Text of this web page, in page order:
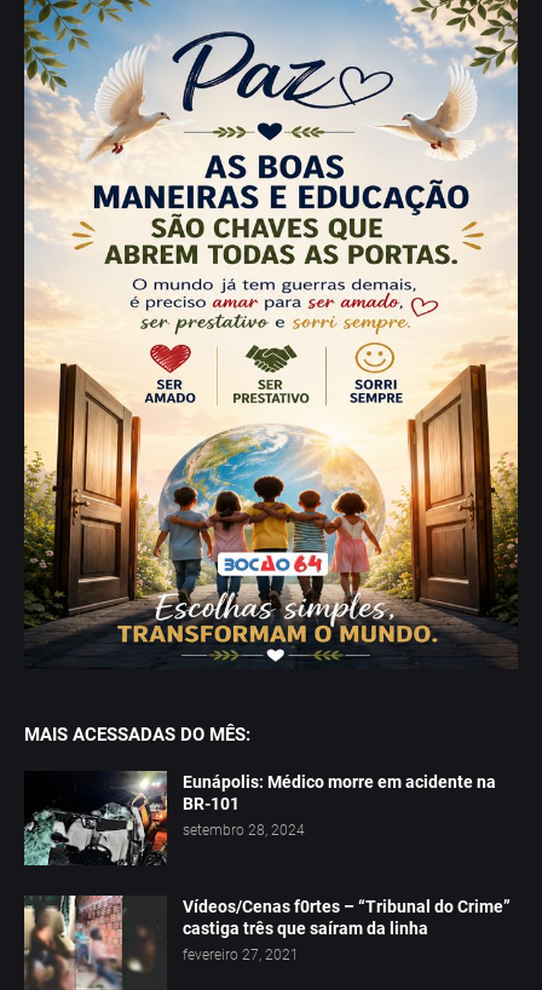
MAIS ACESSADAS DO MÊS:
Eunápolis: Médico morre em acidente na
BR-101
setembro 28, 2024
Vídeos/Cenas f0rtes – “Tribunal do Crime”
castiga três que saíram da linha
fevereiro 27, 2021